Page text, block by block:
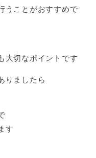
うことがおすすめで
大切なポイントです
りましたら
す